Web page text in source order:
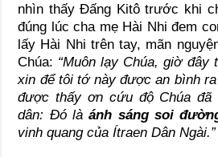
nhìn thấy Đấng Kitô trước khi
đúng lúc cha mẹ Hài Nhi đem
lấy Hài Nhi trên tay, mãn
Chúa: “Muôn lạy Chúa, giờ đây
xin để tôi tớ này được an bình
được thấy ơn cứu độ Chúa đã
dân: Đó làánh sáng soi
vinh quang của Ítraen Dân Ngài.”